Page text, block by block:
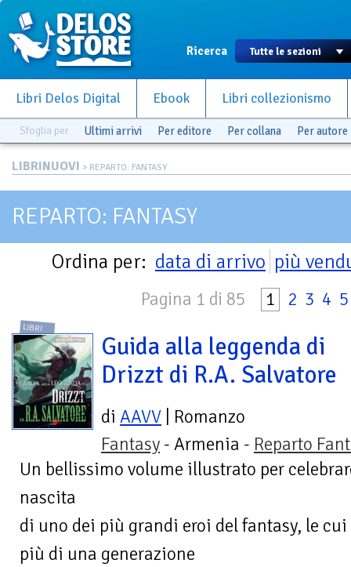
Ricerca
Libri Delos Digital Ebook Libri collezionismo
Sfoglia per Ultimi arrivi Per editore Per collana Per autore
LIBRINUOVI > REPARTO: FANTASY
REPARTO: FANTASY
Ordina per: data di arrivo più
Pagina 1 di 85 1 2 3 4 5
LIBRI
Guida alla leggenda di
Drizzt di R.A. Salvatore
di AAVV | Romanzo
Fantasy - Armenia - Reparto
Un bellissimo volume illustrato per
nascita
di uno dei più grandi eroi del fantasy, le
più di una generazione